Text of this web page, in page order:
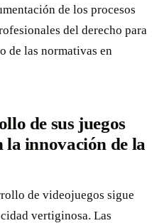
de los procesos
del derecho para
de las normativas en
de sus juegos
innovación de la
de videojuegos sigue
vertiginosa. Las